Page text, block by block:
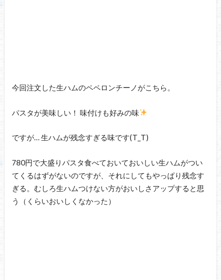
今回注文した生ハムのペペロンチーノがこちら。
パスタが美味しい！ 味付けも好みの味
ですが… 生ハムが残念すぎる味です(T_T)
780円で大盛りパスタ食べておいておいしい生ハムがつい
てくるはずがないのですが、それにしてもやっぱり残念す
ぎる。むしろ生ハムつけない方がおいしさアップすると思
う（くらいおいしくなかった）